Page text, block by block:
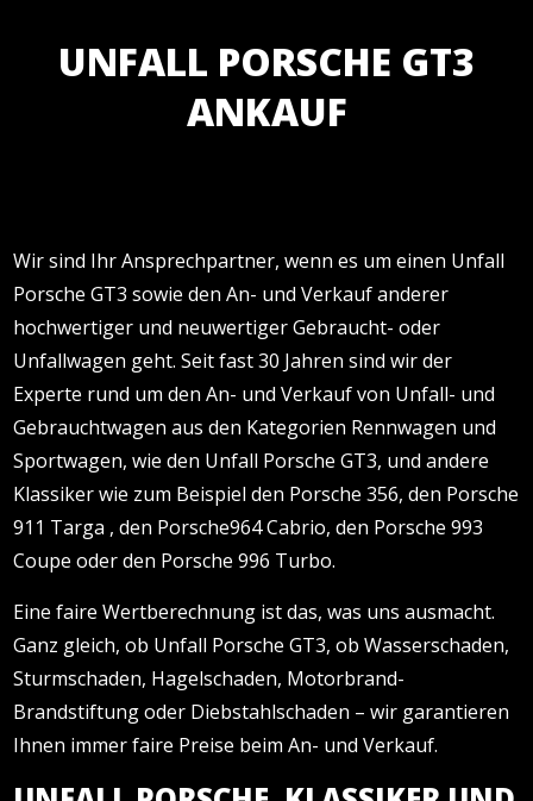
UNFALL PORSCHE GT3
ANKAUF
Wir sind Ihr Ansprechpartner, wenn es um einen Unfall
Porsche GT3 sowie den An- und Verkauf anderer
hochwertiger und neuwertiger Gebraucht- oder
Unfallwagen geht. Seit fast 30 Jahren sind wir der
Experte rund um den An- und Verkauf von Unfall- und
Gebrauchtwagen aus den Kategorien Rennwagen und
Sportwagen, wie den Unfall Porsche GT3, und andere
Klassiker wie zum Beispiel den Porsche 356, den Porsche
911 Targa , den Porsche964 Cabrio, den Porsche 993
Coupe oder den Porsche 996 Turbo.
Eine faire Wertberechnung ist das, was uns ausmacht.
Ganz gleich, ob Unfall Porsche GT3, ob Wasserschaden,
Sturmschaden, Hagelschaden, Motorbrand-
Brandstiftung oder Diebstahlschaden – wir garantieren
Ihnen immer faire Preise beim An- und Verkauf.